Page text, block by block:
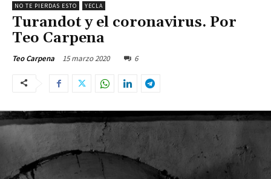
NO TE PIERDAS ESTO YECLA
Turandot y el coronavirus. Por
Teo Carpena
Teo Carpena 15 marzo 2020 6